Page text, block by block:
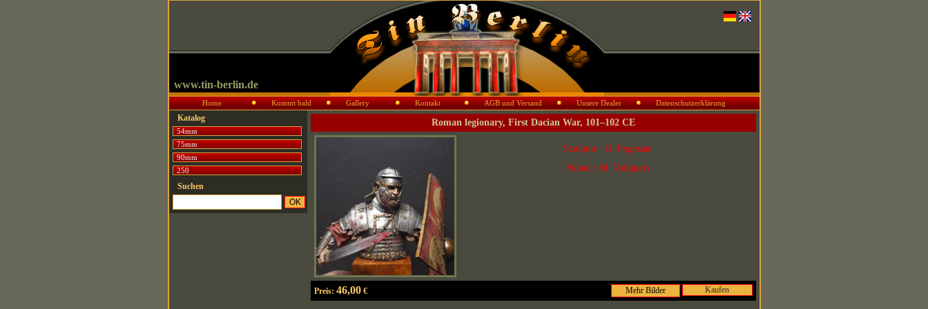
www.tin-berlin.de
Home Kommt bald Gallery Kontakt AGB und Versand Unsere Dealer Datenschutzerklärung
Katalog
54mm
75mm
90mm
250
Suchen
Roman legionary, First Dacian War, 101–102 CE
Sculptor: O. Pogosian
Painter: M. Volquarts
Preis: 46,00€ Kaufen